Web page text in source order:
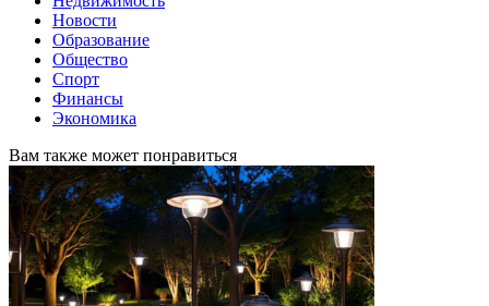
Новости
Образование
Общество
Спорт
Финансы
Экономика
Вам также может понравиться